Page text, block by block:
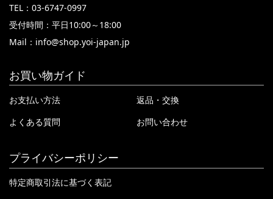
TEL：03-6747-0997
受付時間：平日10:00～18:00
Mail： info@shop.yoi-japan.jp
お買い物ガイド
お支払い方法
返品・交換
よくある質問
お問い合わせ
プライバシーポリシー
特定商取引法に基づく表記